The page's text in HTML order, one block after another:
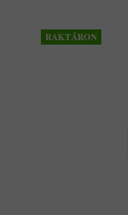
RAKTÁRON